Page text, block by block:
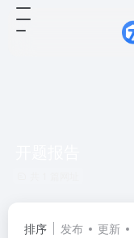
排序 发布 更新